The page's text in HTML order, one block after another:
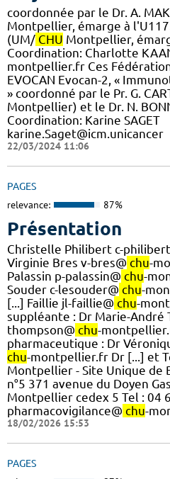
coordonnée par le Dr. A.
Montpellier, émarge à
(UM/ CHU Montpellier,
Coordination: Charlotte
montpellier.fr Ces
EVOCAN Evocan-2, «
» coordonné par le Pr. G.
Montpellier) et le Dr. N.
Coordination: Karine SAGET
karine.Saget@icm.unicancer
22/03/2024 11:06
PAGES
relevance: 87%
Présentation
Christelle Philibert c-
Virginie Bres v-bres@ chu-
Palassin p-palassin@ chu-
Souder c-lesouder@ chu-
[...] Faillie jl-faillie@ chu-
suppléante : Dr Marie-André
thompson@ chu-
pharmaceutique : Dr
chu-montpellier.fr Dr [...] et
Montpellier - Site Unique de
n°5 371 avenue du Doyen
Montpellier cedex 5 Tel : 04
pharmacovigilance@ chu-
18/02/2026 15:53
PAGES